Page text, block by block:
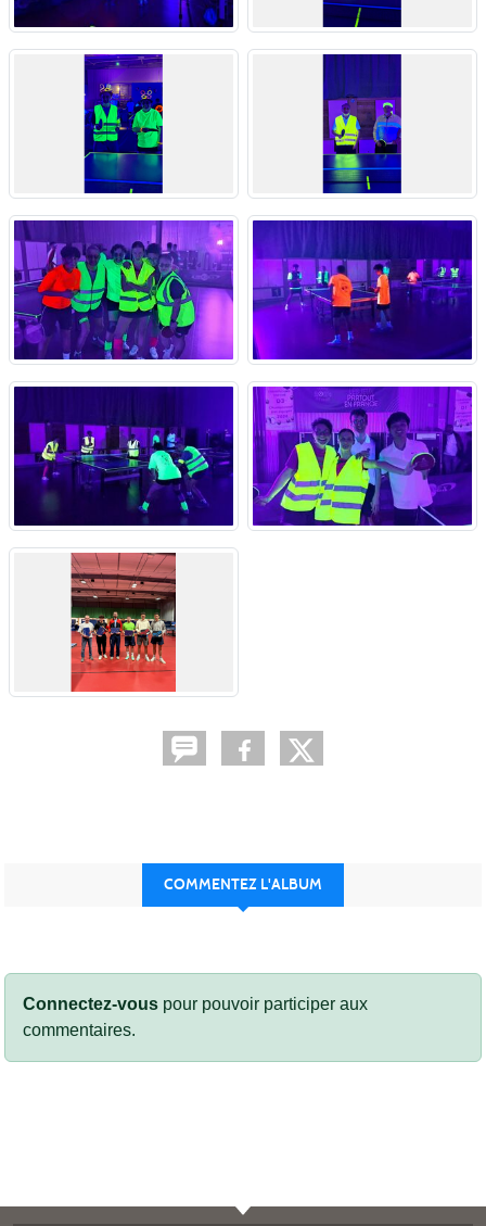
COMMENTEZ L'ALBUM
Connectez-vous pour pouvoir participer aux
commentaires.